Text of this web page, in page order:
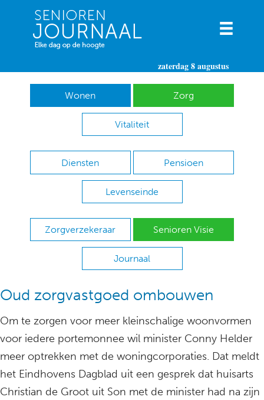
zaterdag 8 augustus
Wonen Zorg
Vitaliteit
Diensten Pensioen
Levenseinde
Zorgverzekeraar Senioren Visie
Journaal
Oud zorgvastgoed ombouwen
Om te zorgen voor meer kleinschalige woonvormen
voor iedere portemonnee wil minister Conny Helder
meer optrekken met de woningcorporaties. Dat meldt
het Eindhovens Dagblad uit een gesprek dat huisarts
Christian de Groot uit Son met de minister had na zijn